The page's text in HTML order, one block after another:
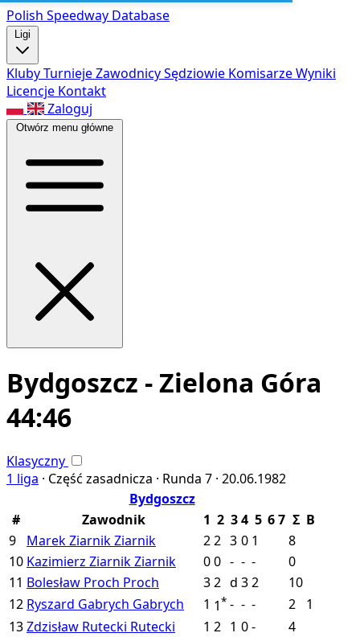
Polish Speedway Database
Ligi
KlubyTurniejeZawodnicySędziowie KomisarzeWyniki
Licencje Kontakt
Zaloguj
Otwórz menu główne
Bydgoszcz - Zielona Góra
44:46
Klasyczny
1 liga · Część zasadnicza · Runda 7 · 20.06.1982
Bydgoszcz
#
Zawodnik 1 2 3 4 5 67 Σ B
9
Marek ZiarnikZiarnik 22 3 0 1
8
10 Kazimierz ZiarnikZiarnik 00 - - -
0
11 Bolesław Proch Proch 32 d 32
10
12 Ryszard Gabrych Gabrych 1 1* - - - 2
1
13Zdzisław Rutecki Rutecki 1 2 1 0-
4